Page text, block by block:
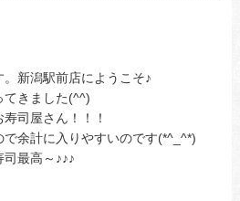
新潟駅前店にようこそ♪
てきました(^^)
司屋さん！！！
余計に入りやすいのです(*^_^*)
最高～♪♪♪